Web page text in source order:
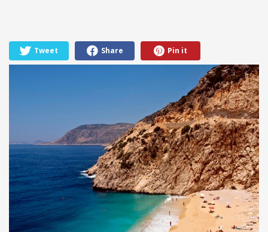
Tweet Share Pin it